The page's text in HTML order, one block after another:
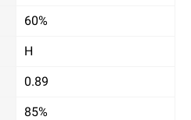
60%
H
0.89
85%